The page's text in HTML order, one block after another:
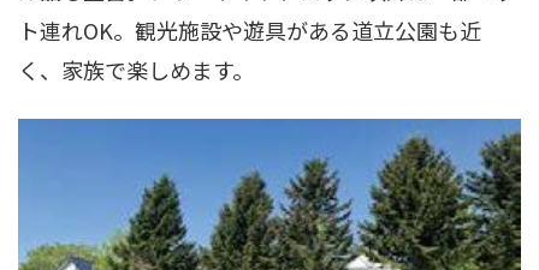
ト連れOK。観光施設や遊具がある道立公園も近
く、家族で楽しめます。